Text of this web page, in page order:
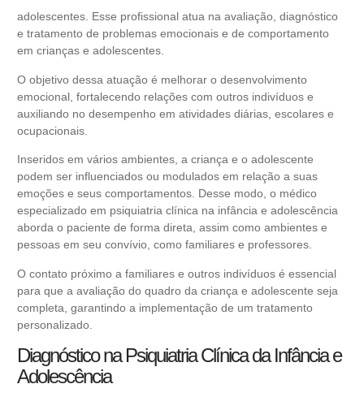
adolescentes. Esse profissional atua na avaliação, diagnóstico
e tratamento de problemas emocionais e de comportamento
em crianças e adolescentes.
O objetivo dessa atuação é melhorar o desenvolvimento
emocional, fortalecendo relações com outros indivíduos e
auxiliando no desempenho em atividades diárias, escolares e
ocupacionais.
Inseridos em vários ambientes, a criança e o adolescente
podem ser influenciados ou modulados em relação a suas
emoções e seus comportamentos. Desse modo, o médico
especializado em psiquiatria clínica na infância e adolescência
aborda o paciente de forma direta, assim como ambientes e
pessoas em seu convívio, como familiares e professores.
O contato próximo a familiares e outros indivíduos é essencial
para que a avaliação do quadro da criança e adolescente seja
completa, garantindo a implementação de um tratamento
personalizado.
Diagnóstico na Psiquiatria Clínica da Infância e
Adolescência